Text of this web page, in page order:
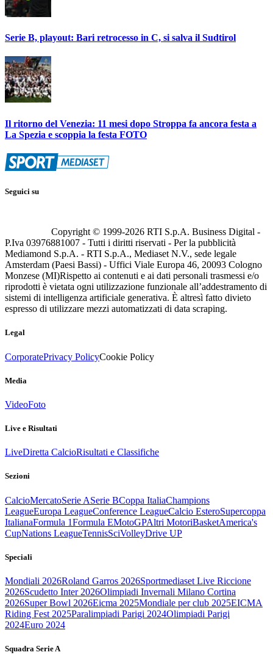
Serie B, playout: Bari retrocesso in C, si salva il Sudtirol
Il ritorno del Venezia: 11 mesi dopo Stroppa fa ancora festa a
La Spezia e scoppia la festa FOTO
Seguici su
Copyright © 1999-2026 RTI S.p.A. Business Digital -
P.Iva 03976881007 - Tutti i diritti riservati - Per la pubblicità
Mediamond S.p.A. - RTI S.p.A., Mediaset N.V., sede legale
Amsterdam (Paesi Bassi) - Uffici Viale Europa 46, 20093 Cologno
Monzese (MI)Rispetto ai contenuti e ai dati personali trasmessi e/o
riprodotti è vietata ogni utilizzazione funzionale all’addestramento di
sistemi di intelligenza artificiale generativa. È altresì fatto divieto
espresso di utilizzare mezzi automatizzati di data scraping.
Legal
CorporatePrivacy PolicyCookie Policy
Media
VideoFoto
Live e Risultati
LiveDiretta CalcioRisultati e Classifiche
Sezioni
CalcioMercatoSerie ASerie BCoppa ItaliaChampions
LeagueEuropa LeagueConference LeagueCalcio EsteroSupercoppa
ItalianaFormula 1Formula EMotoGPAltri MotoriBasketAmerica's
CupNations LeagueTennisSciVolleyDrive UP
Speciali
Mondiali 2026Roland Garros 2026Sportmediaset Live Riccione
2026Scudetto Inter 2026Olimpiadi Invernali Milano Cortina
2026Super Bowl 2026Eicma 2025Mondiale per club 2025EICMA
Riding Fest 2025Paralimpiadi Parigi 2024Olimpiadi Parigi
2024Euro 2024
Squadra Serie A